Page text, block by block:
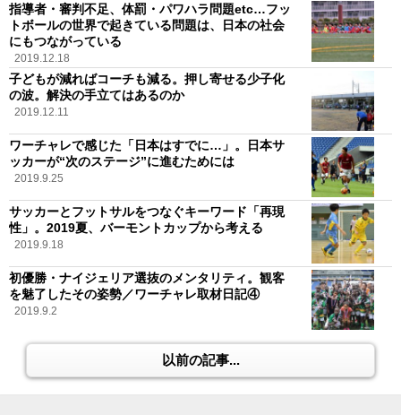
指導者・審判不足、体罰・パワハラ問題etc…フッ
トボールの世界で起きている問題は、日本の社会
にもつながっている
2019.12.18
子どもが減ればコーチも減る。押し寄せる少子化
の波。解決の手立てはあるのか
2019.12.11
ワーチャレで感じた「日本はすでに…」。日本サ
ッカーが“次のステージ”に進むためには
2019.9.25
サッカーとフットサルをつなぐキーワード「再現
性」。2019夏、バーモントカップから考える
2019.9.18
初優勝・ナイジェリア選抜のメンタリティ。観客
を魅了したその姿勢／ワーチャレ取材日記④
2019.9.2
以前の記事...